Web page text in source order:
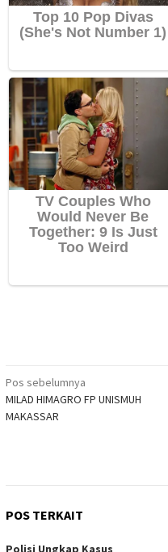
Navigasi
pos
Pos sebelumnya
MILAD HIMAGRO FP UNISMUH
MAKASSAR
POS TERKAIT
Polisi Ungkap Kasus